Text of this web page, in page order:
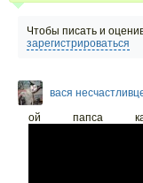
Чтобы писать и
зарегистрироваться
вася
ой папса